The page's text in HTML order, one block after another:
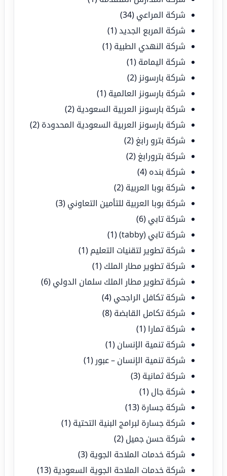
شركة المراعي (34)
شركة المربع الجديد(1)
شركة النهدي الطبية (1)
شركة اليمامة (1)
شركة بارسونز (2)
شركة بارسونز العالمية (1)
شركة بارسونز العربية السعودية (2)
شركة بارسونز العربية السعودية المحدودة (2)
شركة بترو رابغ (2)
شركة بترورابغ (2)
شركة بنده (4)
شركة بوبا العربية (2)
شركة بوبا العربية للتأمين التعاوني (3)
شركة تابي (6)
شركة تابي (tabby)
(1)
شركة تطوير لتقنيات التعليم (1)
شركة تطوير مطار الملك (1)
شركة تطوير مطار الملك سلمان الدولي (6)
شركة تكافل الراجحي (4)
شركة تكامل القابضة (8)
شركة تمارا (1)
شركة تنمية الإنسان (1)
شركة تنمية الإنسان – عبور (1)
شركة ثمانية (3)
شركة جال (1)
شركة جسارة (13)
شركة جسارة لبرامج البنية التحتية (1)
شركة حسن جميل (2)
شركة خدمات الملاحة الجوية (3)
شركة خدمات الملاحة الجوية السعودية (13)